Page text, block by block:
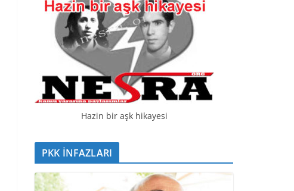
Hazin bir aşk hikayesi
PKK İNFAZLARI